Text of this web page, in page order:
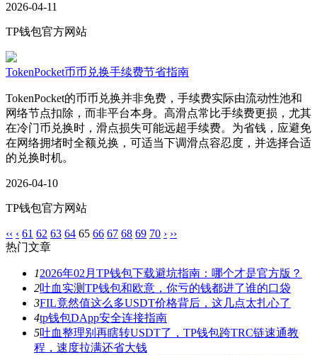
2026-04-11
TP钱包官方网站
TokenPocket币币兑换手续费节省指南
TokenPocket的币币兑换并非免费，手续费实际由流动性池和
网络节点扣除，而非平台本身。高滑点常比手续费更损，尤其
在冷门币兑换时，滑点损失可能远超手续费。为省钱，应避免
在网络拥堵时全额兑换，可适当下调滑点容忍度，并选择合适
的兑换时机。
2026-04-10
TP钱包官方网站
‹‹ ‹ 61 62 63 64 65 66 67 68 69 70 › ››
热门文章
12026年02月TP钱包下载避坑指南：哪个才是官方版？
2吐血实测TP钱包和欧意，你亏的钱都进了谁的口袋
3FIL竟然值这么多USDT价格背后，这几点太扎心了
4tp钱包DApp安全连接指南
5吐血整理别再瞎转USDT了，TP钱包跨TRC链速通教
程，速度拉满还省大钱